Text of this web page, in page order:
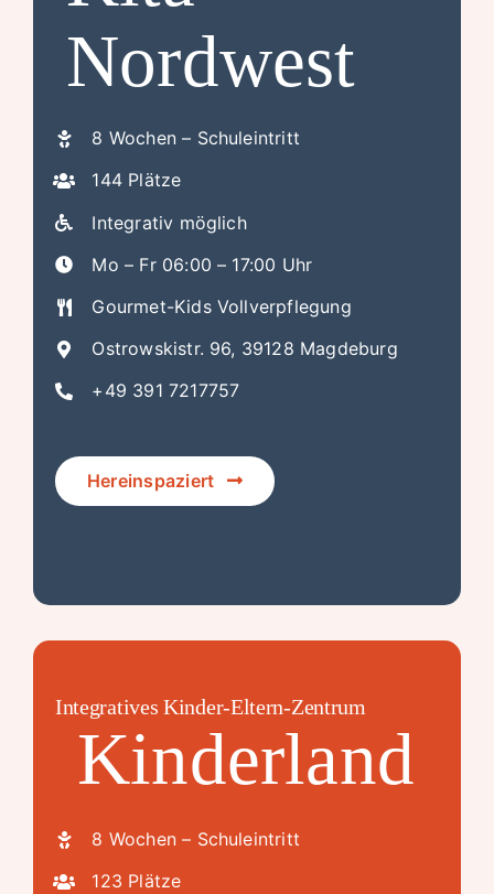
Nordwest
8 Wochen – Schuleintritt
144 Plätze
Integrativ möglich
Mo – Fr 06:00 – 17:00 Uhr
Gourmet-Kids Vollverpflegung
Ostrowskistr. 96, 39128 Magdeburg
+49 391 7217757
Hereinspaziert
Integratives Kinder-Eltern-Zentrum
Kinderland
8 Wochen – Schuleintritt
123 Plätze